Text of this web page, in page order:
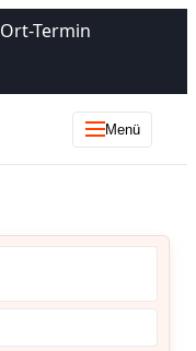
Termin
Menü